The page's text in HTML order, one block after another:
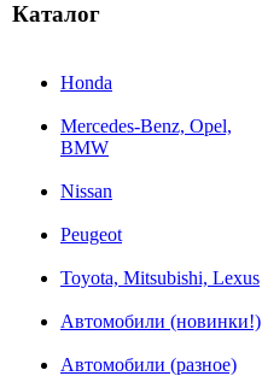
Каталог
Honda
Mercedes-Benz, Opel,
BMW
Nissan
Peugeot
Toyota, Mitsubishi, Lexus
Автомобили (новинки!)
Автомобили (разное)